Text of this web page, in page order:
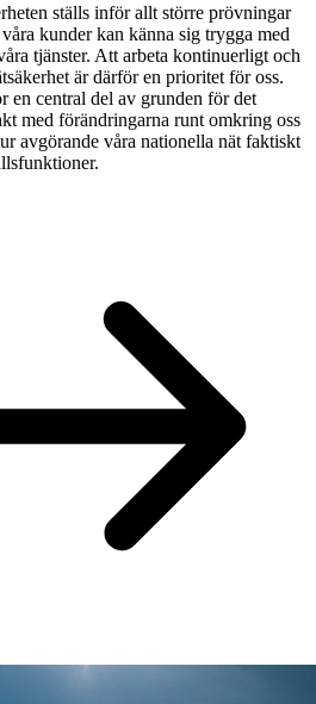
ställs inför allt större prövningar
kunder kan känna sig trygga med
tjänster. Att arbeta kontinuerligt och
är därför en prioritet för oss.
en central del av grunden för det
med förändringarna runt omkring oss
avgörande våra nationella nät faktiskt